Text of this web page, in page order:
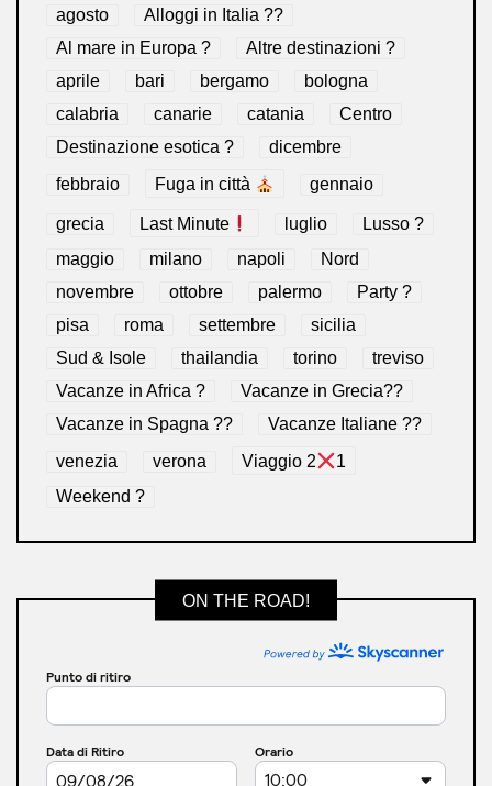
agosto
Alloggi in Italia ??
Al mare in Europa ?️
Altre destinazioni ?
aprile
bari bergamo
bologna
calabria
canarie catania
Centro
Destinazione esotica ?
dicembre
febbraio Fuga in città gennaio
grecia Last Minute luglio
Lusso ?
maggio
milano napoli
Nord
novembre
ottobre palermo
Party ?
pisa
roma settembre
sicilia
Sud & Isole
thailandia torino
treviso
Vacanze in Africa ?
Vacanze in Grecia??
Vacanze in Spagna ??
Vacanze Italiane ??
venezia verona Viaggio 2
1
Weekend ?
ON THE ROAD!